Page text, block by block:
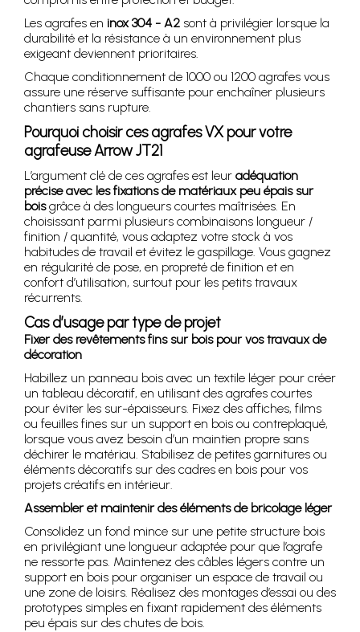
Les agrafes en inox 304 - A2 sont à privilégier lorsque la
durabilité et la résistance à un environnement plus
exigeant deviennent prioritaires.
Chaque conditionnement de 1000 ou 1200 agrafes vous
assure une réserve suffisante pour enchaîner plusieurs
chantiers sans rupture.
Pourquoi choisir ces agrafes VX pour votre
agrafeuse Arrow JT21
L’argument clé de ces agrafes est leur adéquation
précise avec les fixations de matériaux peu épais sur
boisgrâce à des longueurs courtes maîtrisées. En
choisissant parmi plusieurs combinaisons longueur /
finition / quantité, vous adaptez votre stock à vos
habitudes de travail et évitez le gaspillage. Vous gagnez
en régularité de pose, en propreté de finition et en
confort d’utilisation, surtout pour les petits travaux
récurrents.
Cas d’usage par type de projet
Fixer des revêtements fins sur bois pour vos travaux de
décoration
Habillez un panneau bois avec un textile léger pour créer
un tableau décoratif, en utilisant des agrafes courtes
pour éviter les sur-épaisseurs. Fixez des affiches, films
ou feuilles fines sur un support en bois ou contreplaqué,
lorsque vous avez besoin d’un maintien propre sans
déchirer le matériau. Stabilisez de petites garnitures ou
éléments décoratifs sur des cadres en bois pour vos
projets créatifs en intérieur.
Assembler et maintenir des éléments de bricolage léger
Consolidez un fond mince sur une petite structure bois
en privilégiant une longueur adaptée pour que l’agrafe
ne ressorte pas. Maintenez des câbles légers contre un
support en bois pour organiser un espace de travail ou
une zone de loisirs. Réalisez des montages d’essai ou des
prototypes simples en fixant rapidement des éléments
peu épais sur des chutes de bois.